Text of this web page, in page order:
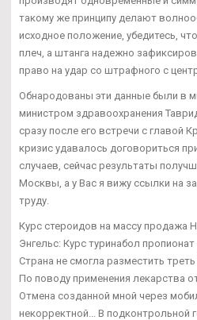
такому же принципу делают
исходное положение, убедитесь,
плеч, а штанга надежно
право на удар со штрафного с
Обнародованы эти данные были в
министром здравоохранения
сразу после его встречи с главой
кризис удавалось договориться
случаев, сейчас результаты
Москвы, а у Вас я вижу ссылки на
труду.
Курс стероидов на массу продажа
Энгельс: Курс туринабол пропионат
Страна не смогла разместить
По поводу применения лекарства
Отмена созданной мной через
некорректной... В подконтрольной